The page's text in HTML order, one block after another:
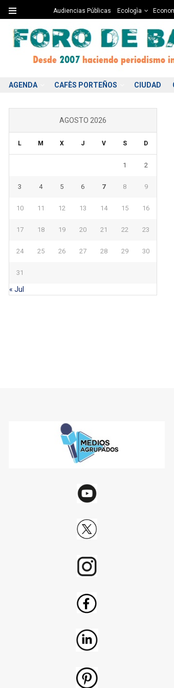
Audiencias Públicas Ecologìa
AGENDA CAFÈS PORTEÑOS CIUDAD
AGOSTO 2026
L M X J V S D
1 2
3 4 5 6 7 8 9
10 11 12 13 14 15 16
17 18 19 20 21 22 23
24 25 26 27 28 29 30
31
« Jul